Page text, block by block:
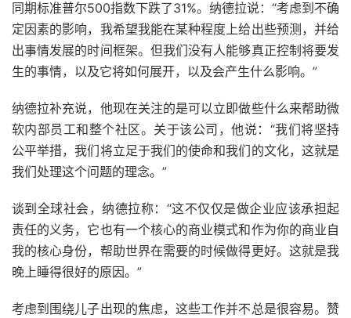
同期标准普尔500指数下跌了31%。纳德拉说：“考虑到不确
定因素的影响，我希望我能在某种程度上给出些预测，并给
出事情发展的时间框架。但我们没有人能够真正控制将要发
生的事情，以及它将如何展开，以及会产生什么影响。”
纳德拉补充说，他现在关注的是可以立即做些什么来帮助微
软内部员工和整个社区。关于该公司，他说：“我们将坚持
公平举措，我们将立足于我们的使命和我们的文化，这就是
我们处理这个问题的理念。”
谈到全球社会，纳德拉称：“这不仅仅是做企业应该承担起
责任的义务，它也有一个核心的商业模式和作为你的商业自
我的核心身份，帮助世界在需要的时候做得更好。这就是我
晚上睡得很好的原因。”
考虑到围绕儿子出现的焦虑，这些工作并不总是很容易。赞